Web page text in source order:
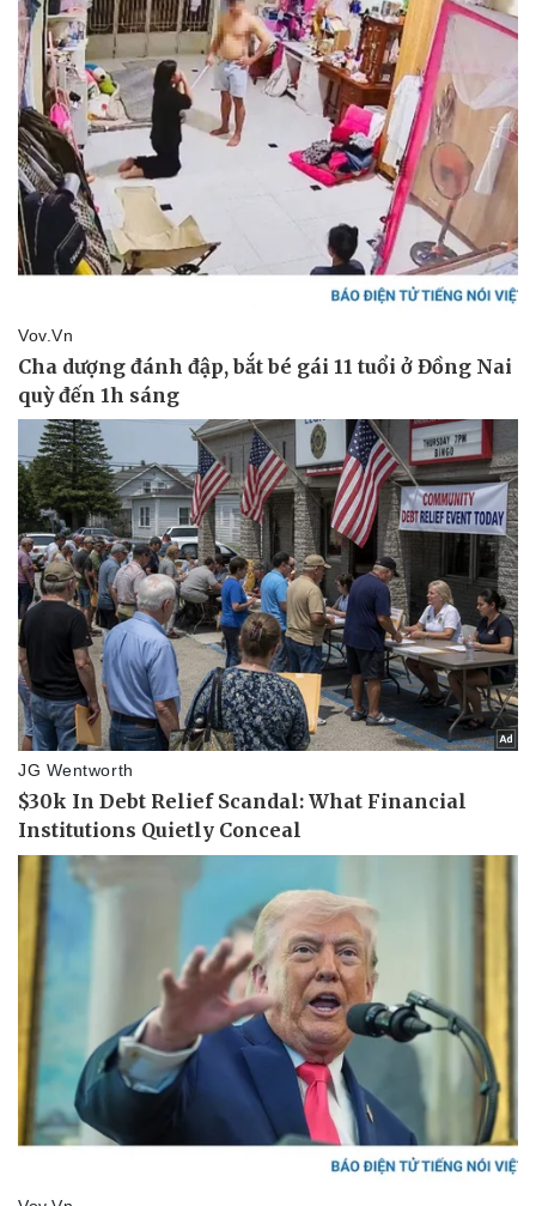
Pháp luật
Tin nóng
Tư vấn luật
Quân sự - Quốc phòng
Việt Nam
Phân tích